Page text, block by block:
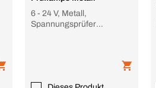
6 - 24 V, Metall,
Spannungsprüfer